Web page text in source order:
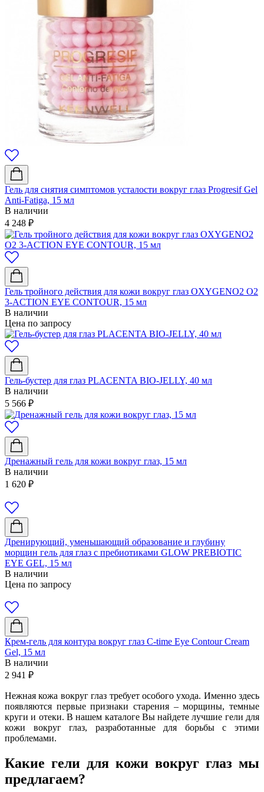
Гель для снятия симптомов усталости вокруг глаз Progresif Gel
Anti-Fatiga, 15 мл
В наличии
4 248 ₽
Гель тройного действия для кожи вокруг глаз OXYGENO2 O2
3-ACTION EYE CONTOUR, 15 мл
В наличии
Цена по запросу
Гель-бустер для глаз PLACENTA BIO-JELLY, 40 мл
В наличии
5 566 ₽
Дренажный гель для кожи вокруг глаз, 15 мл
В наличии
1 620 ₽
Дренирующий, уменьшающий образование и глубину
морщин гель для глаз с пребиотиками GLOW PREBIOTIC
EYE GEL, 15 мл
В наличии
Цена по запросу
Крем-гель для контура вокруг глаз C-time Eye Contour Cream
Gel, 15 мл
В наличии
2 941 ₽
Нежная кожа вокруг глаз требует особого ухода. Именно здесь
появляются первые признаки старения – морщины, темные
круги и отеки. В нашем каталоге Вы найдете лучшие гели для
кожи вокруг глаз, разработанные для борьбы с этими
проблемами.
Какие гели для кожи вокруг глаз мы
предлагаем?